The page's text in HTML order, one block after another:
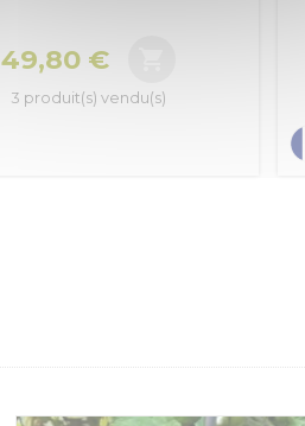
Prix
49,80 €
3 produit(s) vendu(s)